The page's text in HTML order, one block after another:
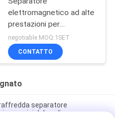
elettromagnetico ad alte
prestazioni per
ceramica/minera/chimica
7K300
negotiable MOQ:1SET
CONTATTO
separatore
ceramici del caolino